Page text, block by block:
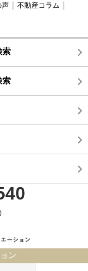
声
不動産コラム
索
索
ン